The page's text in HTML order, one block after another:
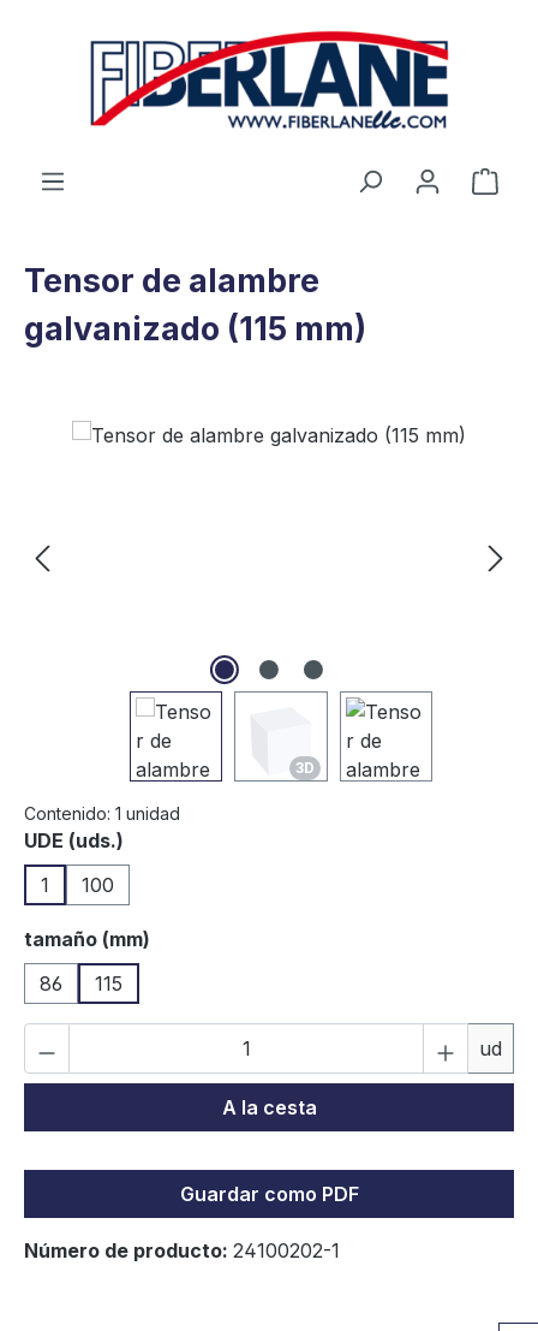
El
Tensor de alambre
galvanizado (115 mm)
Omitir galería de imágenes
3D
Contenido: 1 unidad
Seleccione
UDE (uds.)
1
100
Seleccione
tamaño (mm)
86
115
Cantidad del producto: introduce laud
A la cesta
Guardar como PDF
Número de producto: 24100202-1